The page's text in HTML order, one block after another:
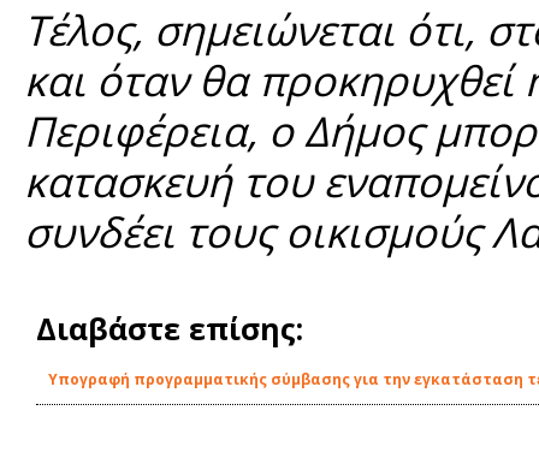
Τέλος, σημειώνεται ότι,
και όταν θα
Περιφέρεια, ο Δήμος
κατασκευή του
συνδέει τους οικισμούς
Διαβάστε επίσης:
Υπογραφή προγραμματικής σύμβασης για την εγκατάσταση